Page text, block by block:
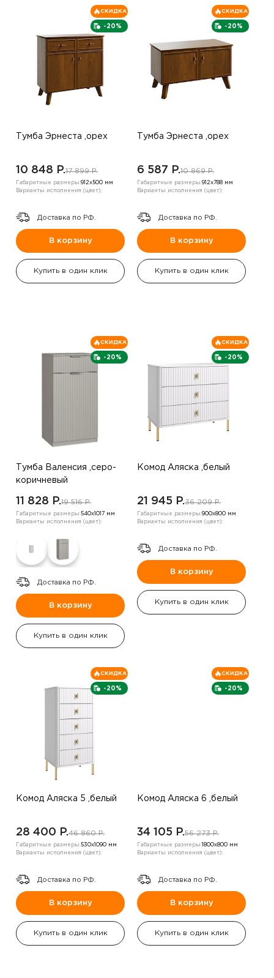
-20%
СКИДКА
Тумба Эрнеста ,орех
10 848 P.17 899 P.
Габаритные размеры:912х500 мм
Варианты исполнения (цвет):
Доставка по РФ.
В корзину
Купить в один клик
-20%
СКИДКА
Тумба Эрнеста ,орех
6 587 P.10 869 P.
Габаритные размеры:912х788 мм
Варианты исполнения (цвет):
Доставка по РФ.
В корзину
Купить в один клик
-20%
СКИДКА
Тумба Валенсия ,серо-
коричневый
11 828 P.19 516 P.
Габаритные размеры:540х1017 мм
Варианты исполнения (цвет):
Доставка по РФ.
В корзину
Купить в один клик
-20%
СКИДКА
Комод Аляска ,белый
21 945 P.36 209 P.
Габаритные размеры:900х800 мм
Варианты исполнения (цвет):
Доставка по РФ.
В корзину
Купить в один клик
-20%
СКИДКА
Комод Аляска 5 ,белый
28 400 P.46 860 P.
Габаритные размеры:530х1090 мм
Варианты исполнения (цвет):
Доставка по РФ.
В корзину
Купить в один клик
-20%
СКИДКА
Комод Аляска 6 ,белый
34 105 P.56 273 P.
Габаритные размеры: 1800х800 мм
Варианты исполнения (цвет):
Доставка по РФ.
В корзину
Купить в один клик